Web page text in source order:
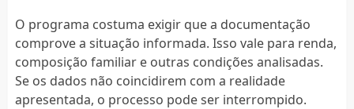
O programa costuma exigir que a documentação
comprove a situação informada. Isso vale para renda,
composição familiar e outras condições analisadas.
Se os dados não coincidirem com a realidade
apresentada, o processo pode ser interrompido.